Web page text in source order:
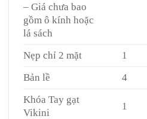
– Giá chưa bao
gồm ô kính hoặc
lá sách
Nẹp chỉ 2 mặt 1
Bản lề
4
Khóa Tay gạt
Vikini
1